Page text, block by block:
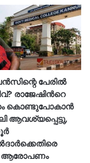
പേരിൽ
രാജേഷിന്‍റെ
കൊണ്ടുപോകാൻ
ആവശ്യപ്പെട്ടു,